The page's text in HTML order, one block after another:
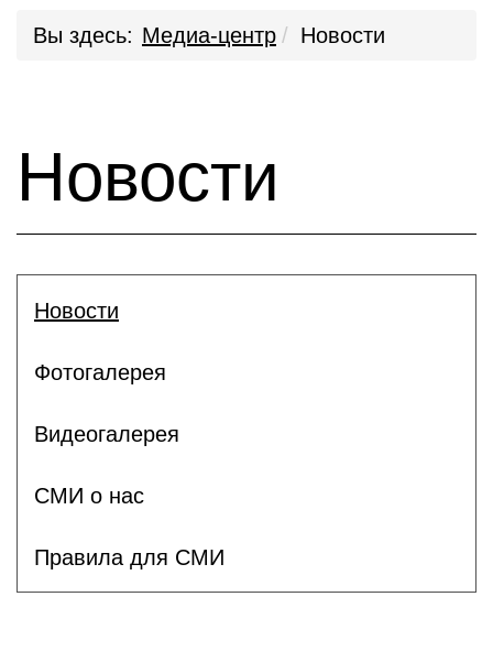
Вы здесь: Медиа-центр Новости
Новости
Новости
Фотогалерея
Видеогалерея
СМИ о нас
Правила для СМИ